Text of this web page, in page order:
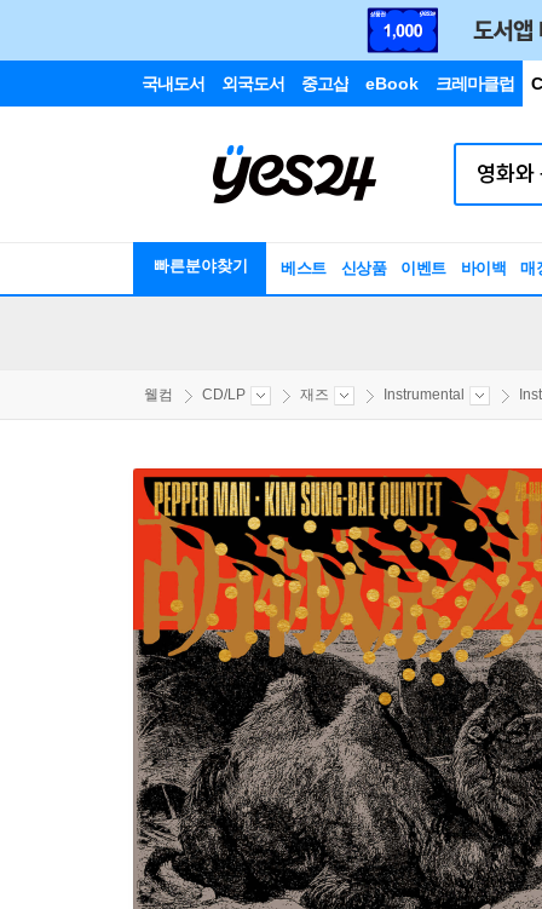
국내도서 외국도서 중고샵 eBook 크레마클럽
빠른분야찾기 베스트 신상품 이벤트 바이백 매
웰컴 CD/LP 재즈 Instrumental